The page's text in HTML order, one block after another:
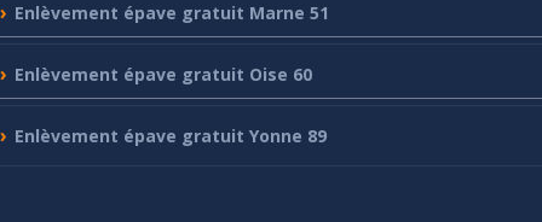
Enlèvement épave gratuit Marne 51
Enlèvement épave gratuit Oise 60
Enlèvement épave gratuit Yonne 89